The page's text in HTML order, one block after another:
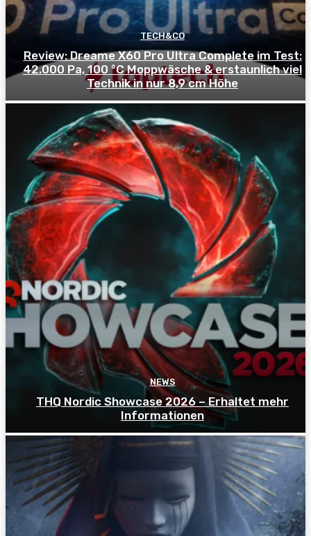
TECH&CO
Review: Dreame X60 Pro Ultra Complete im Test:
42.000 Pa, 100 °C Moppwäsche & erstaunlich viel
Technik in nur 8,9 cm Höhe
NEWS
THQ Nordic Showcase 2026 – Erhaltet mehr
Informationen